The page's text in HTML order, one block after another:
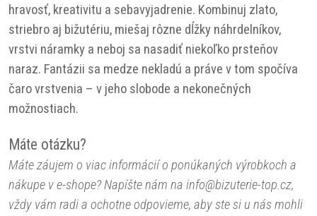
hravosť, kreativitu a sebavyjadrenie. Kombinuj zlato,
striebro aj bižutériu, miešaj rôzne dĺžky náhrdelníkov,
vrstvi náramky a neboj sa nasadiť niekoľko prsteňov
naraz. Fantázii sa medze nekladú a práve v tom spočíva
čaro vrstvenia – v jeho slobode a nekonečných
možnostiach.
Máte otázku?
Máte záujem o viac informácií o ponúkaných výrobkoch a
nákupe v e-shope? Napíšte nám na info@bizuterie-top.cz,
vždy vám radi a ochotne odpovieme, aby ste si u nás mohli